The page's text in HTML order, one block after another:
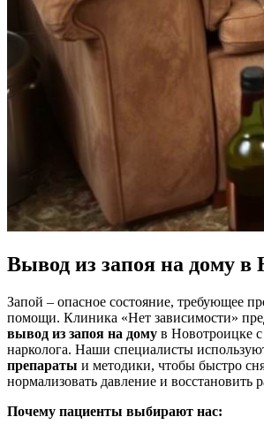
Вывод из запоя на дому в
Запой – опасное состояние, требующее
помощи. Клиника «Нет зависимости»
вывод из запоя на дому в Новотроицке
нарколога. Наши специалисты
препараты и методики, чтобы быстро
нормализовать давление и восстановить
Почему пациенты выбирают нас: